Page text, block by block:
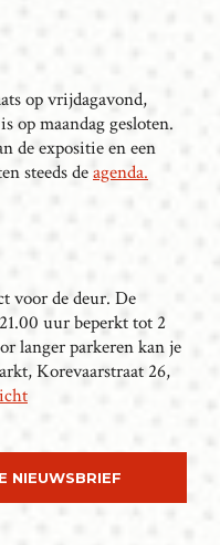
op vrijdagavond,
op maandag gesloten.
de expositie en een
steeds deagenda.
voor de deur. De
uur beperkt tot 2
langer parkeren kan je
Korevaarstraat 26,
NIEUWSBRIEF